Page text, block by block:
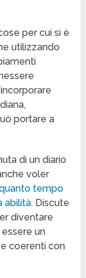
per cui si è
utilizzando
portare a
di un diario
voler
tempo
abilità. Discute
diventare
un
coerenti con